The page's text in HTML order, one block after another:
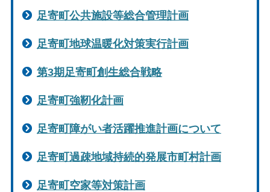
足寄町公共施設等総合管理計画
足寄町地球温暖化対策実行計画
第3期足寄町創生総合戦略
足寄町強靭化計画
足寄町障がい者活躍推進計画について
足寄町過疎地域持続的発展市町村計画
足寄町空家等対策計画